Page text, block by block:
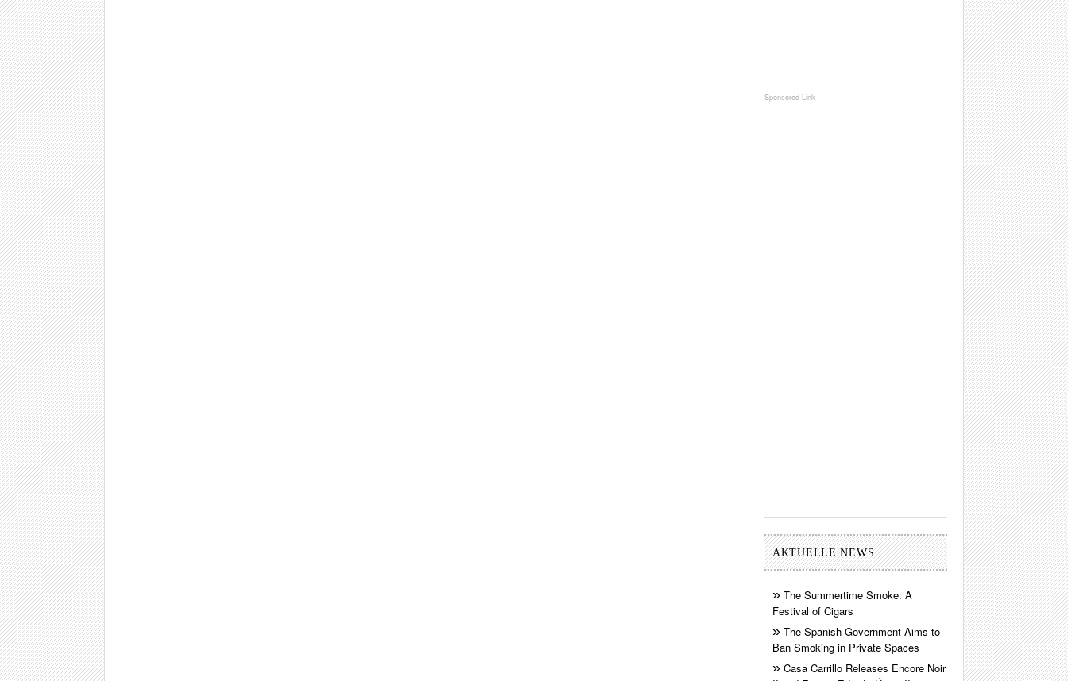
AKTUELLE NEWS
The Summertime Smoke: A
Festival of Cigars
The Spanish Government Aims to
Ban Smoking in Private Spaces
Casa Carrillo Releases Encore Noir